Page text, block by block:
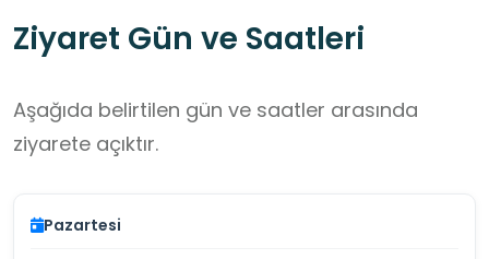
Ziyaret Gün ve Saatleri
Aşağıda belirtilen gün ve saatler arasında
ziyarete açıktır.
Pazartesi